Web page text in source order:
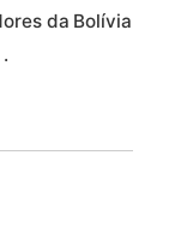
da Bolívia